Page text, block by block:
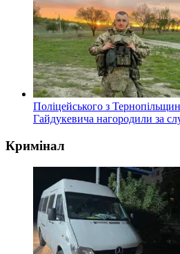
Поліцейського з
Гайдукевича нагородили за
Кримінал